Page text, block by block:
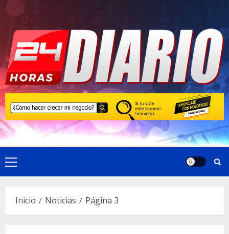
Saltar
contenido
Menú
principal
Inicio Noticias Página 3